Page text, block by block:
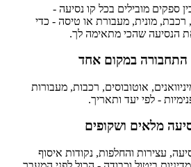
ספקים מובילים בכל קו נסיעה -
רכבת, מונית, מעבורת או טיסה - כדי
הנסיעה שהכי מתאימה לך.
התחבורה במקום אחד
אוטובוסים, רכבות, מעבורות
- לפי יעד ותאריך.
מלאים ושקופים
עצירות והחלפות, נקודות איסוף